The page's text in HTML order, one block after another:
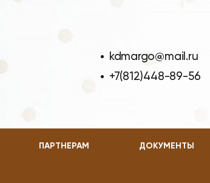
kdmargo@mail.ru
+7(812)448-89-56
ПАРТНЕРАМ ДОКУМЕНТЫ